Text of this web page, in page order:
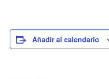
Añadir al calendario